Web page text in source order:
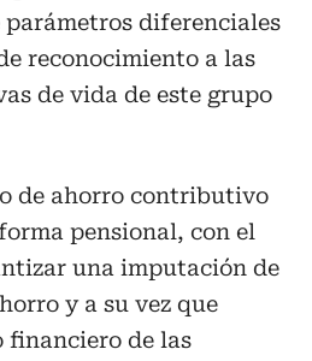
diferenciales
reconocimiento a las
de vida de este grupo
de ahorro contributivo
pensional, con el
una imputación de
y a su vez que
financiero de las